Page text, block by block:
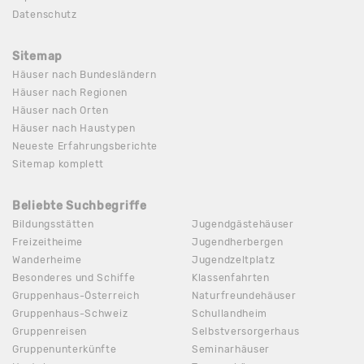
Datenschutz
Sitemap
Häuser nach Bundesländern
Häuser nach Regionen
Häuser nach Orten
Häuser nach Haustypen
Neueste Erfahrungsberichte
Sitemap komplett
Beliebte Suchbegriffe
Bildungsstätten
Freizeitheime
Wanderheime
Besonderes und Schiffe
Gruppenhaus-Österreich
Gruppenhaus-Schweiz
Gruppenreisen
Gruppenunterkünfte
Jugendgästehäuser
Jugendherbergen
Jugendzeltplatz
Klassenfahrten
Naturfreundehäuser
Schullandheim
Selbstversorgerhaus
Seminarhäuser